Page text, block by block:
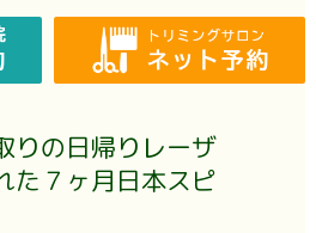
りの日帰りレーザ
た７ヶ月日本スピ